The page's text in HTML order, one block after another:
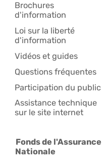
Brochures
d'information
Loi sur la liberté
d'information
Vidéos et guides
Questions fréquentes
Participation du public
Assistance technique
sur le site internet
Fonds de l'Assurance
Nationale